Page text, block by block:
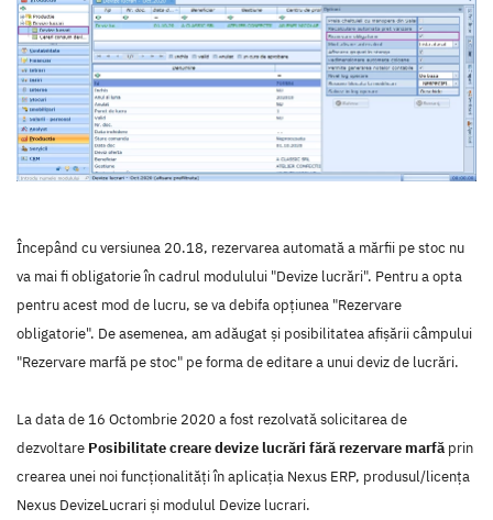
Începând cu versiunea 20.18, rezervarea automată a mărfii pe stoc nu
va mai fi obligatorie în cadrul modulului "Devize lucrări". Pentru a opta
pentru acest mod de lucru, se va debifa opțiunea "Rezervare
obligatorie". De asemenea, am adăugat și posibilitatea afișării câmpului
"Rezervare marfă pe stoc" pe forma de editare a unui deviz de lucrări.
La data de 16 Octombrie 2020 a fost rezolvată solicitarea de
dezvoltare Posibilitate creare devize lucrări fără rezervare marfă prin
crearea unei noi funcţionalităţi în aplicaţia Nexus ERP, produsul/licenţa
Nexus DevizeLucrari şi modulul Devize lucrari.